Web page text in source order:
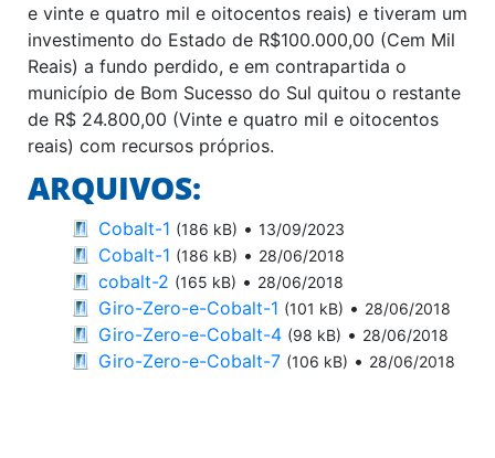
e vinte e quatro mil e oitocentos reais) e tiveram um
investimento do Estado de R$100.000,00 (Cem Mil
Reais) a fundo perdido, e em contrapartida o
município de Bom Sucesso do Sul quitou o restante
de R$ 24.800,00 (Vinte e quatro mil e oitocentos
reais) com recursos próprios.
ARQUIVOS:
Cobalt-1 (186 kB) • 13/09/2023
Cobalt-1 (186 kB) • 28/06/2018
cobalt-2 (165 kB) • 28/06/2018
Giro-Zero-e-Cobalt-1 (101 kB) • 28/06/2018
Giro-Zero-e-Cobalt-4 (98 kB) • 28/06/2018
Giro-Zero-e-Cobalt-7 (106 kB) • 28/06/2018